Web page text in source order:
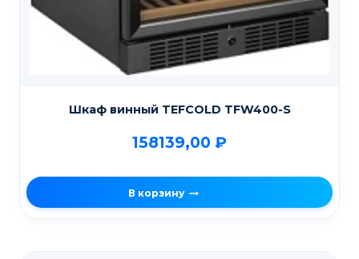
Шкаф винный TEFCOLD TFW400-S
158139,00 ₽
В корзину